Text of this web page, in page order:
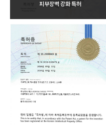
피부장벽 강화 특허